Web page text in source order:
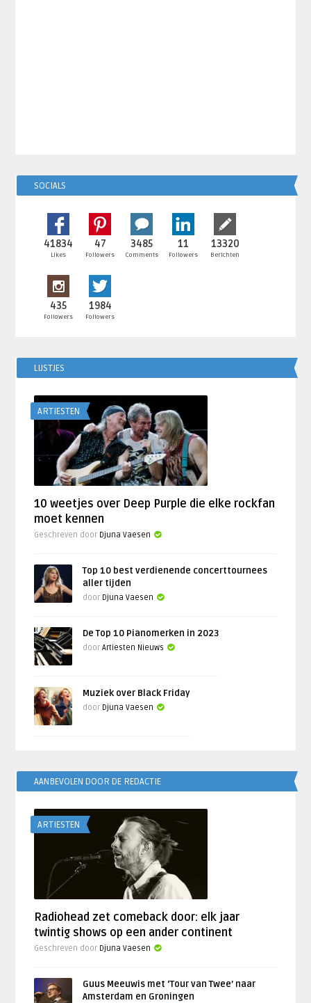
SOCIALS
41834
Likes
47
Followers
3485
Comments
11
Followers
13320
Berichten
435
Followers
1984
Followers
LIJSTJES
ARTIESTEN
10 weetjes over Deep Purple die elke rockfan
moet kennen
Geschreven door Djuna Vaesen
Top 10 best verdienende concerttournees
aller tijden
door Djuna Vaesen
De Top 10 Pianomerken in 2023
doorArtiesten Nieuws
Muziek over Black Friday
door Djuna Vaesen
AANBEVOLEN DOOR DE REDACTIE
ARTIESTEN
Radiohead zet comeback door: elk jaar
twintig shows op een ander continent
Geschreven door Djuna Vaesen
Guus Meeuwis met ‘Tour van Twee’ naar
Amsterdam en Groningen